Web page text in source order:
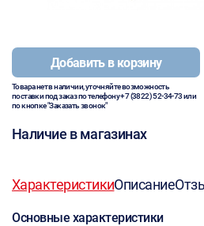
Добавить в корзину
Товара нет в наличии, уточняйте возможность
поставки под заказ по телефону+7 (3822) 52-34-73или
по кнопке "Заказать звонок"
Наличие в магазинах
ХарактеристикиОписание
Основные характеристики